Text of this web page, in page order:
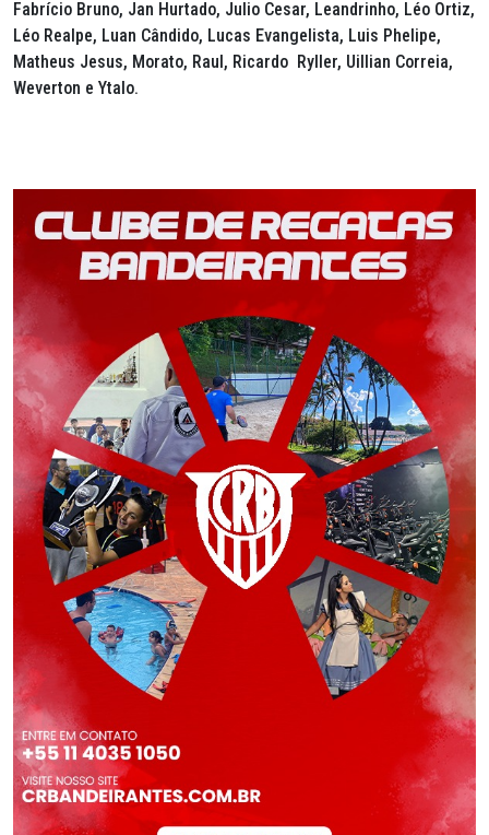
Fabrício Bruno, Jan Hurtado, Julio Cesar, Leandrinho, Léo Ortiz,
Léo Realpe, Luan Cândido, Lucas Evangelista, Luis Phelipe,
Matheus Jesus, Morato, Raul, Ricardo Ryller, Uillian Correia,
Weverton e Ytalo.